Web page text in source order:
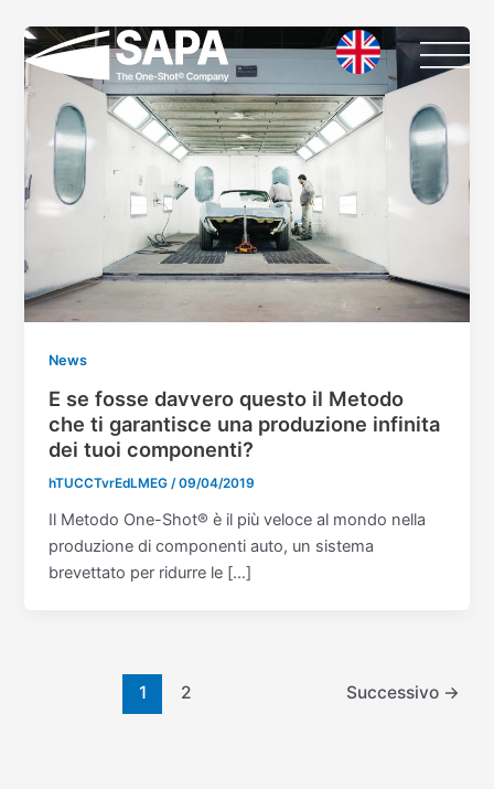
contenuto
News
E se fosse davvero questo il Metodo
che ti garantisce una produzione infinita
dei tuoi componenti?
hTUCCTvrEdLMEG /09/04/2019
Il Metodo One-Shot® è il più veloce al mondo nella
produzione di componenti auto, un sistema
brevettato per ridurre le […]
articoli
1 2 Successivo →